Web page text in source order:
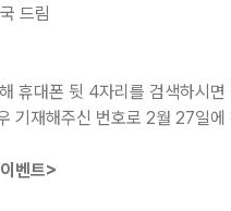
드림
휴대폰 뒷 4자리를 검색하시면
기재해주신 번호로 2월 27일에
이벤트>